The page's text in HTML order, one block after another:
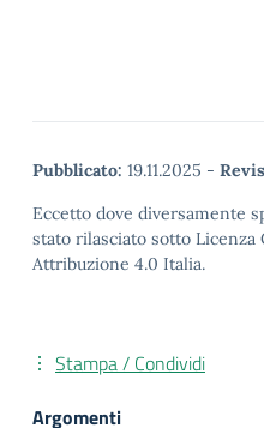
Pubblicato: 19.11.2025 -
Eccetto dove diversamente
stato rilasciato sotto Licenza
Attribuzione 4.0 Italia.
Stampa / Condividi
Argomenti